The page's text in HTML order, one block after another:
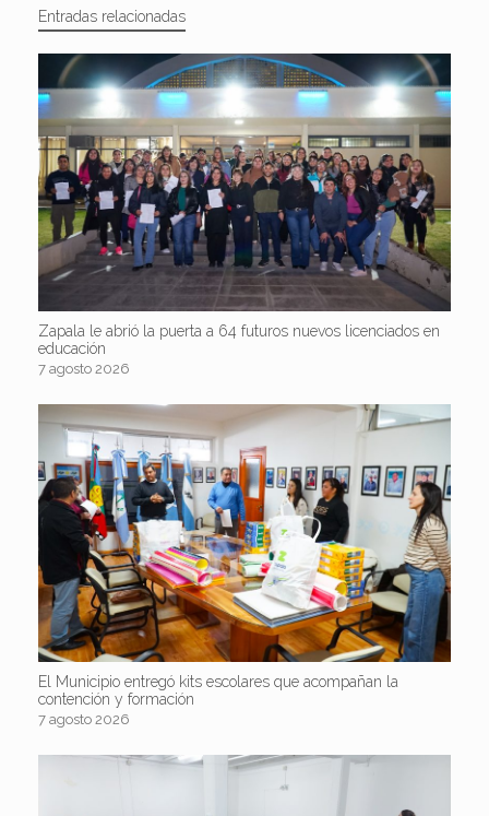
Entradas relacionadas
Zapala le abrió la puerta a 64 futuros nuevos licenciados en
educación
7 agosto 2026
El Municipio entregó kits escolares que acompañan la
contención y formación
7 agosto 2026